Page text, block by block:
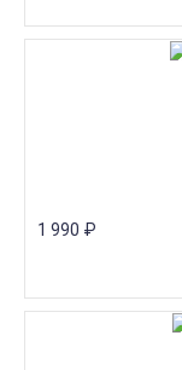
1 990 ₽